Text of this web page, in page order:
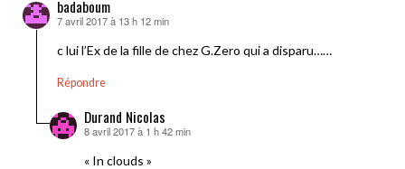
badaboum
dit :
7 avril 2017 à 13 h 12 min
c lui l’Ex de la fille de chez G.Zero qui a disparu……
Répondre
Durand Nicolas
dit :
8 avril 2017 à 1 h 42 min
« In clouds »